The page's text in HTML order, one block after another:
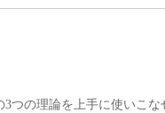
3つの理論を上手に使いこな